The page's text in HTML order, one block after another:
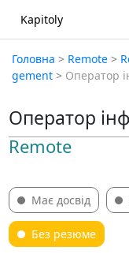
Kapitoly
Головна > Remote >
gement > Оператор
Оператор
Remote
Має досвід
Без резюме